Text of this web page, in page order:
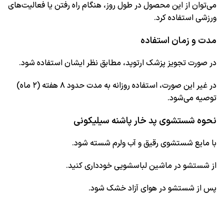
می‌توان از این محصول در طول روز، هنگام راه رفتن یا فعالیت‌های
ورزشی استفاده کرد.
مدت و زمان استفاده
در صورت تجویز پزشک ارتوپد، مطابق نظر ایشان استفاده شود.
در غیر این صورت، استفاده روزانه به مدت حدود ۸ هفته (۲ ماه)
توصیه می‌شود.
نحوه شستشوی پد خار پاشنه سیلیکونی
با مایع شستشوی رقیق و آب ولرم شسته شود.
از شستشو در ماشین لباسشویی خودداری کنید.
پس از شستشو در هوای آزاد خشک شود.